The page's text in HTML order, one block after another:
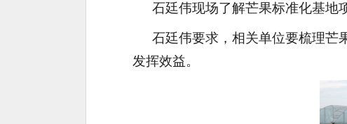
石廷伟现场了解芒果标准化基地
石廷伟要求，相关单位要梳理芒
发挥效益。